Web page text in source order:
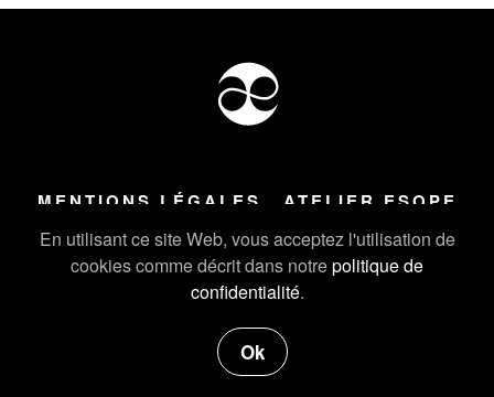
En utilisant ce site Web, vous acceptez l'utilisation de
cookies comme décrit dans notrepolitique de
confidentialité.
Ok
MENTIONS LÉGALES ATELIER ESOPE